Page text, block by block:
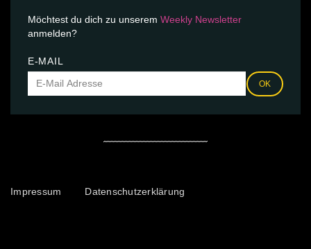
Möchtest du dich zu unserem Weekly Newsletter
anmelden?
E-MAIL
OK
Impressum Datenschutzerklärung